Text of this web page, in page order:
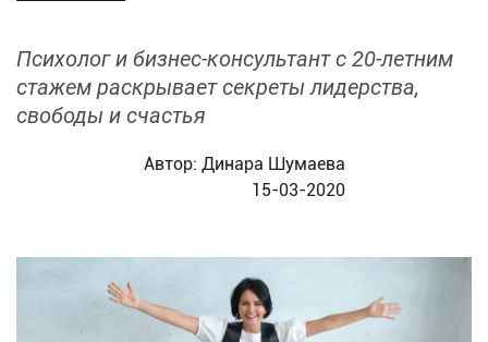
Психолог и бизнес-консультант с 20-летним
стажем раскрывает секреты лидерства,
свободы и счастья
Автор: Динара Шумаева
15-03-2020